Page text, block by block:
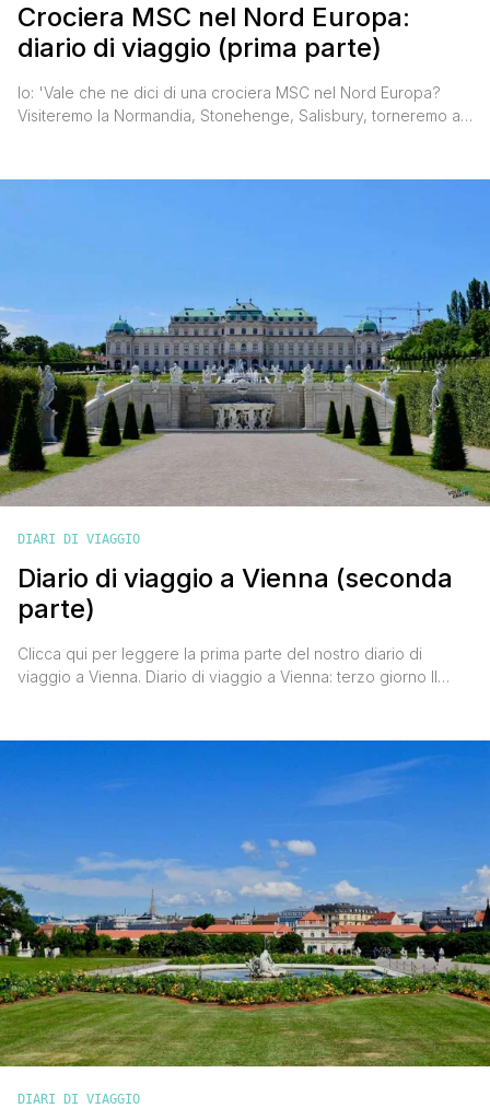
Crociera MSC nel Nord Europa:
diario di viaggio (prima parte)
Io: 'Vale che ne dici di una crociera MSC nel Nord Europa?
Visiteremo la Normandia, Stonehenge, Salisbury, torneremo a
Prima della partenza abbiamo però fatto un patto 'puoi portare
DIARI DI VIAGGIO
Diario di viaggio a Vienna (seconda
parte)
Clicca qui per leggere la prima parte del nostro diario di
viaggio a Vienna. Diario di viaggio a Vienna: terzo giorno Il
divertente. Tutto inteso come fasi della giornata. La sveglia
suona alle 7 e dopo la colazione ci dirigiamo [']
DIARI DI VIAGGIO